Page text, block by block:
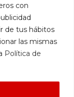
con
de tus hábitos
las mismas
Política de